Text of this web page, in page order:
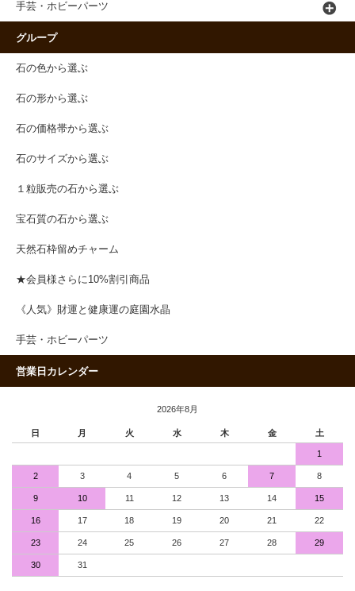
手芸・ホビーパーツ
グループ
石の色から選ぶ
石の形から選ぶ
石の価格帯から選ぶ
石のサイズから選ぶ
１粒販売の石から選ぶ
宝石質の石から選ぶ
天然石枠留めチャーム
★会員様さらに10%割引商品
《人気》財運と健康運の庭園水晶
手芸・ホビーパーツ
営業日カレンダー
2026年8月
日 月 火 水 木 金 土
1
2 3 4 5 6 7 8
9 10 11 12 13 14 15
16 17 18 19 20 21 22
23 24 25 26 27 28 29
30 31